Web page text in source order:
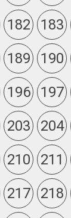
182 183
189 190
196 197
203 204
210 211
217 218